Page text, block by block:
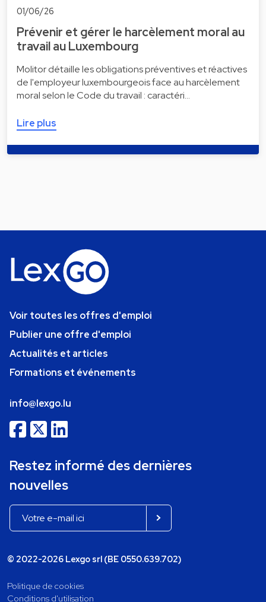
01/06/26
Prévenir et gérer le harcèlement moral au
travail au Luxembourg
Molitor détaille les obligations préventives et réactives
de l'employeur luxembourgeois face au harcèlement
moral selon le Code du travail : caractéri…
Lire plus
Voir toutes les offres d'emploi
Publier une offre d'emploi
Actualités et articles
Formations et événements
info@lexgo.lu
Restez informé des dernières
nouvelles
© 2022-2026 Lexgo srl (BE 0550.639.702)
Politique de cookies
Conditions d'utilisation